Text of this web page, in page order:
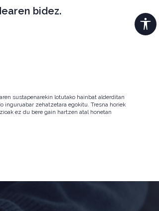
bidez.
sustapenarekin lotutako hainbat alderditan
inguruabar zehatzetara egokitu. Tresna horiek
ez du bere gain hartzen atal honetan